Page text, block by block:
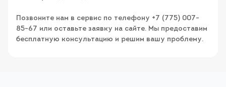
Позвоните нам в сервис по телефону +7 (775) 007-
85-67 или оставьте заявку на сайте. Мы предоставим
бесплатную консультацию и решим вашу проблему.